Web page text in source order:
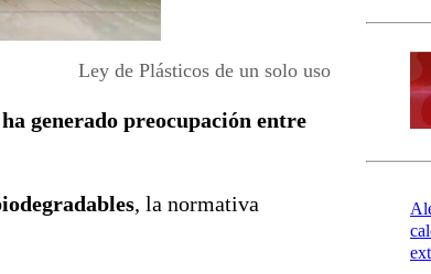
Ley de Plásticos de un solo uso
ha generado preocupación entre
, la normativa